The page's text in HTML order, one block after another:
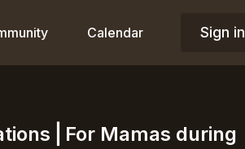
Calendar Sign in
Mamas during